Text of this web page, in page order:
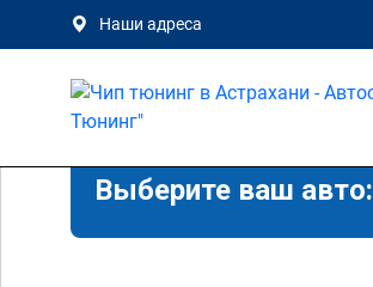
Наши адреса
Выберите ваш авто: